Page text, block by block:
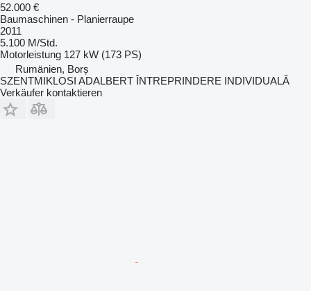
52.000 €
Baumaschinen - Planierraupe
2011
5.100 M/Std.
Motorleistung 127 kW (173 PS)
Rumänien, Borș
SZENTMIKLOSI ADALBERT ÎNTREPRINDERE INDIVIDUALĂ
Verkäufer kontaktieren